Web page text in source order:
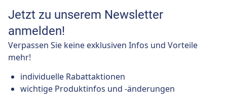
Jetzt zu unserem Newsletter
anmelden!
Verpassen Sie keine exklusiven Infos und Vorteile
mehr!
individuelle Rabattaktionen
wichtige Produktinfos und -änderungen